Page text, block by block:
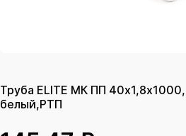
Труба ELITE МК ПП 40х1,8х1000,
белый,РТП